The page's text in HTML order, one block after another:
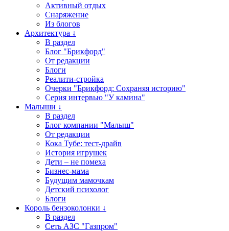
Активный отдых
Снаряжение
Из блогов
Архитектура ↓
В раздел
Блог "Брикфорд"
От редакции
Блоги
Реалити-стройка
Очерки "Брикфорд: Сохраняя историю"
Серия интервью "У камина"
Малыши ↓
В раздел
Блог компании "Малыш"
От редакции
Кока Тубе: тест-драйв
История игрушек
Дети – не помеха
Бизнес-мама
Будущим мамочкам
Детский психолог
Блоги
Король бензоколонки ↓
В раздел
Сеть АЗС "Газпром"